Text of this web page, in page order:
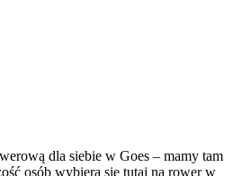
dla siebie w Goes – mamy tam
osób wybiera się tutaj na rower w